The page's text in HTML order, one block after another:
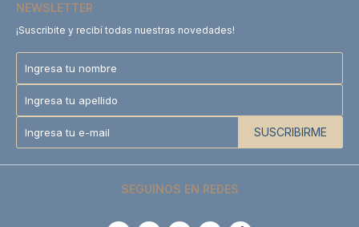
NEWSLETTER
¡Suscribite y recibí todas nuestras novedades!
SUSCRIBIRME
SEGUINOS EN REDES